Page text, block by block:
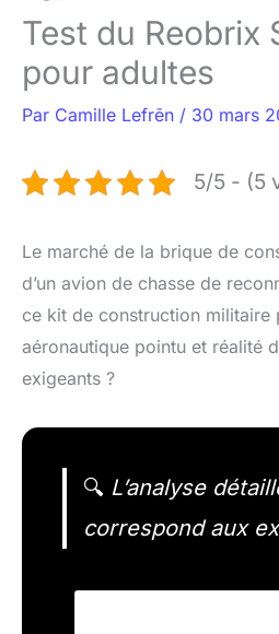
Test du Reobrix
pour adultes
Par Camille Lefrēn / 30 mars
5/5 - (5
Le marché de la brique de
d’un avion de chasse de
ce kit de construction militaire
aéronautique pointu et réalité
exigeants ?
🔍 L’analyse
correspond aux